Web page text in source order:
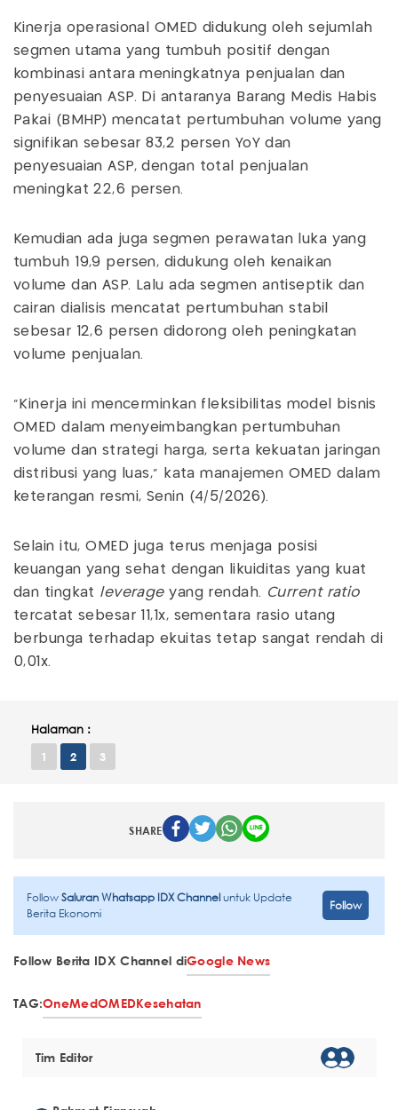
Kinerja operasional OMED didukung oleh sejumlah
segmen utama yang tumbuh positif dengan
kombinasi antara meningkatnya penjualan dan
penyesuaian ASP. Di antaranya Barang Medis Habis
Pakai (BMHP) mencatat pertumbuhan volume yang
signifikan sebesar 83,2 persen YoY dan
penyesuaian ASP, dengan total penjualan
meningkat 22,6 persen.
Kemudian ada juga segmen perawatan luka yang
tumbuh 19,9 persen, didukung oleh kenaikan
volume dan ASP. Lalu ada segmen antiseptik dan
cairan dialisis mencatat pertumbuhan stabil
sebesar 12,6 persen didorong oleh peningkatan
volume penjualan.
"Kinerja ini mencerminkan fleksibilitas model bisnis
OMED dalam menyeimbangkan pertumbuhan
volume dan strategi harga, serta kekuatan jaringan
distribusi yang luas," kata manajemen OMED dalam
keterangan resmi, Senin (4/5/2026).
Selain itu, OMED juga terus menjaga posisi
keuangan yang sehat dengan likuiditas yang kuat
dan tingkat leverageyang rendah. Current ratio
tercatat sebesar 11,1x, sementara rasio utang
berbunga terhadap ekuitas tetap sangat rendah di
0,01x.
Halaman :
1 2 3
SHARE
FollowSaluran Whatsapp IDX Channeluntuk Update
Berita Ekonomi
Follow
Follow Berita IDX Channel diGoogle News
TAG:OneMedOMEDKesehatan
Tim Editor